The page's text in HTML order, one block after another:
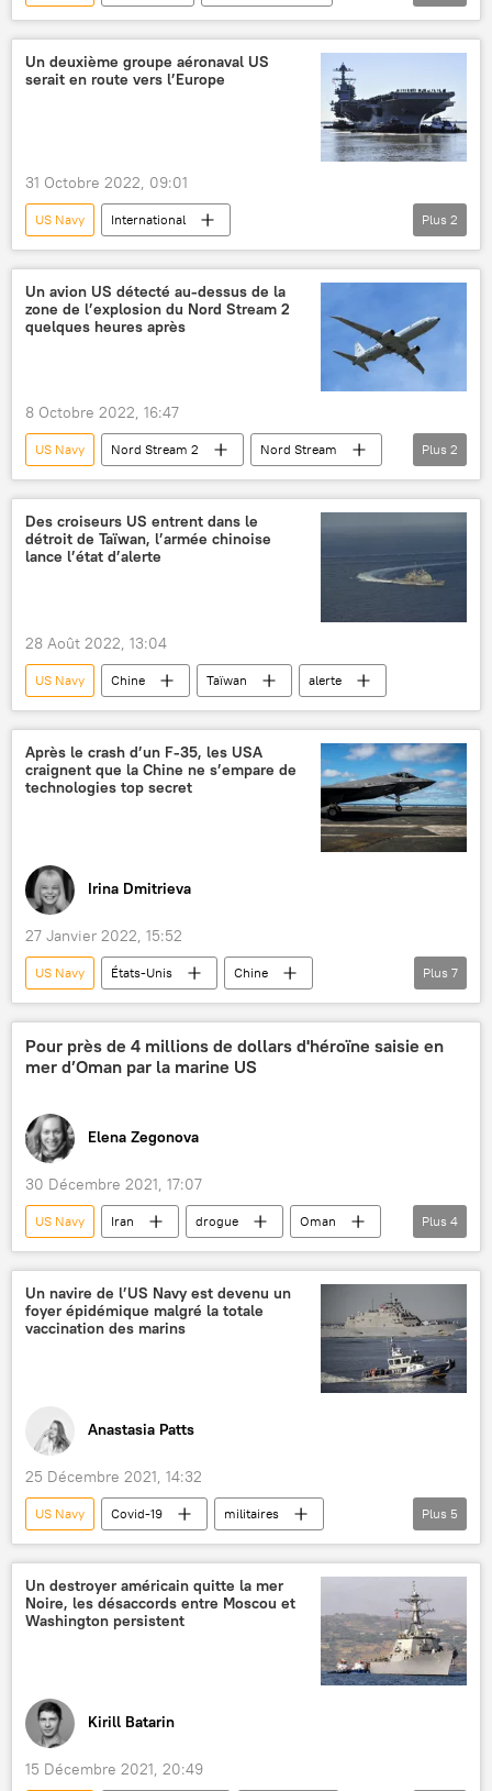
International
économie
attentat
Sabotage des gazoducs Nord Stream
Joe Biden
États-Unis
Un deuxième groupe aéronaval US
serait en route vers l’Europe
31 Octobre 2022, 09:01
US Navy
International
USS Gerald R.Ford (porte-avions)
Europe
Plus 2
Un avion US détecté au-dessus de la
zone de l’explosion du Nord Stream 2
quelques heures après
8 Octobre 2022, 16:47
US Navy Nord Stream 2
Nord Stream
vol
Sabotage des gazoducs Nord Stream
Plus 2
Des croiseurs US entrent dans le
détroit de Taïwan, l’armée chinoise
lance l’état d’alerte
28 Août 2022, 13:04
US Navy Chine Taïwan alerte
Après le crash d’un F-35, les USA
craignent que la Chine ne s’empare de
technologies top secret
Irina Dmitrieva
27 Janvier 2022, 15:52
US Navy États-Unis
Chine
crash d'avion
CNN
F-35 Lightning II
USS Carl Vinson (porte-avions)
Mer de Chine méridionale
sauvetage
Plus 7
Pour près de 4 millions de dollars d'héroïne saisie en
mer d’Oman par la marine US
Elena Zegonova
30 Décembre 2021, 17:07
US Navy Iran drogue
Oman
mer Rouge
Houthis
trafic de drogue
International
Plus 4
Un navire de l’US Navy est devenu un
foyer épidémique malgré la totale
vaccination des marins
Anastasia Patts
25 Décembre 2021, 14:32
US Navy Covid-19
militaires
USS Theodore Roosevelt (CVN-71)
Centres américains de contrôle et de prévention des maladies (CDC)
Milwaukee
vaccination
Plus 5
Un destroyer américain quitte la mer
Noire, les désaccords entre Moscou et
Washington persistent
Kirill Batarin
15 Décembre 2021, 20:49